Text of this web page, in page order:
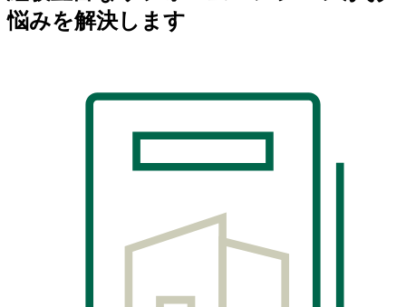
悩みを解決します